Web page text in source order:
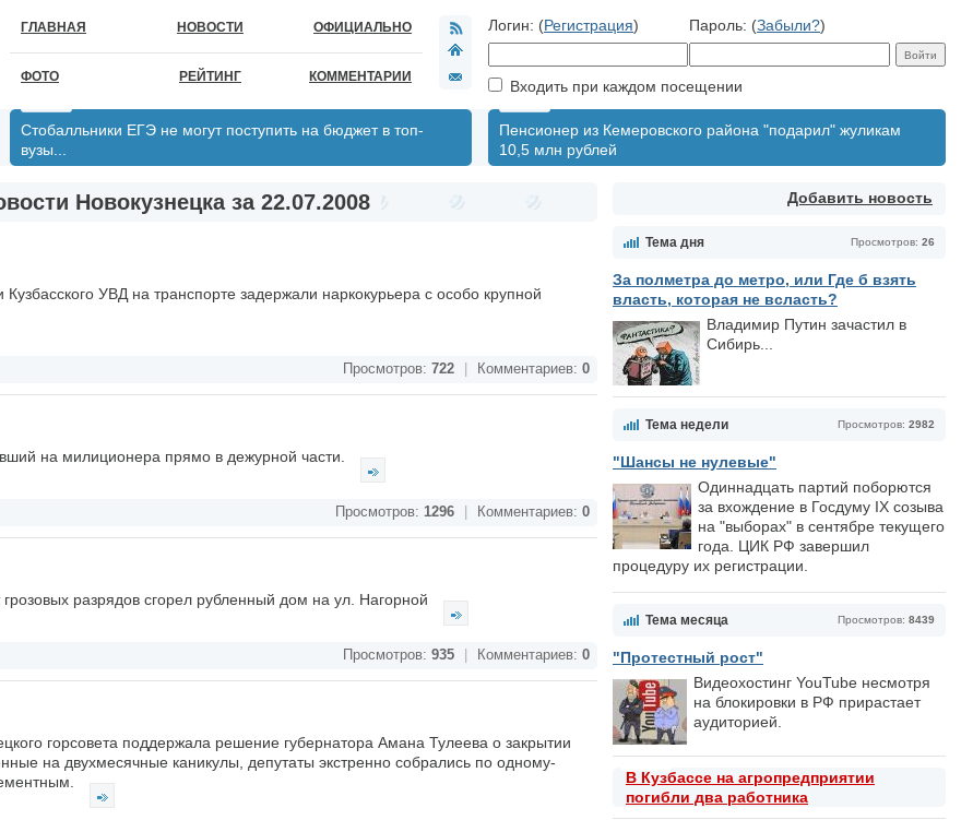
ГЛАВНАЯ НОВОСТИ ОФИЦИАЛЬНО
ФОТО РЕЙТИНГ КОММЕНТАРИИ
Логин: (Регистрация) Пароль: (Забыли?)
Входить при каждом посещении
Стобалльники ЕГЭ не могут поступить на бюджет в топ-
вузы...
Пенсионер из Кемеровского района "подарил" жуликам
10,5 млн рублей
Добавить новость
Просмотров: 26
Тема дня
За полметра до метро, или Где б взять
власть, которая не всласть?
Владимир Путин зачастил в
Сибирь...
Просмотров: 2982
Тема недели
"Шансы не нулевые"
Одиннадцать партий поборются
за вхождение в Госдуму IX созыва
на "выборах" в сентябре текущего
года. ЦИК РФ завершил
процедуру их регистрации.
Просмотров: 8439
Тема месяца
"Протестный рост"
Видеохостинг YouTube несмотря
на блокировки в РФ прирастает
аудиторией.
В Кузбассе на агропредприятии
погибли два работника
Новокузнецка за 22.07.2008
УВД на транспорте задержали наркокурьера с особо крупной
Просмотров: 722 Комментариев: 0
на милиционера прямо в дежурной части.
Просмотров: 1296 Комментариев: 0
разрядов сгорел рубленный дом на ул. Нагорной
Просмотров: 935 Комментариев: 0
горсовета поддержала решение губернатора Амана Тулеева о закрытии
на двухмесячные каникулы, депутаты экстренно собрались по одному-